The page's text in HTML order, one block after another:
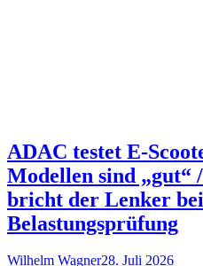
ADAC testet E-
Modellen sind „gut“
bricht der Lenker
Belastungsprüfung
Wilhelm Wagner28. Juli 2026